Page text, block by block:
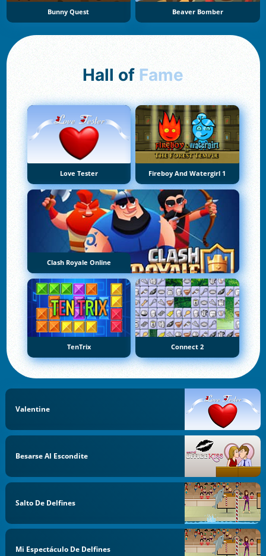
Bunny Quest Beaver Bomber
Hall of Fame
Love Tester Fireboy And Watergirl 1
Clash Royale Online
TenTrix Connect 2
Valentine
Besarse Al Escondite
Salto De Delfines
Mi Espectáculo De Delfines